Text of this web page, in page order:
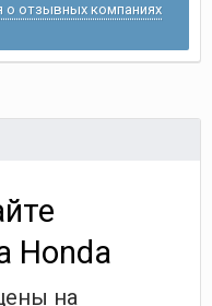
отзывных компаниях
Honda
на